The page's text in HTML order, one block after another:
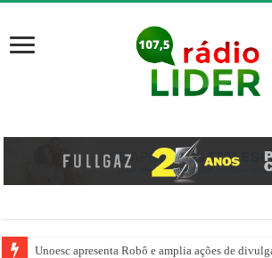
Unoesc apresenta Robô e amplia ações de
Família venezuelana percorre mais de 100 km,